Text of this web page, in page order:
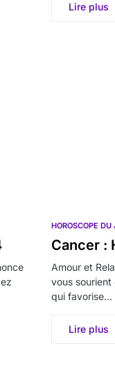
Lire plus
HOROSCOPE DU
Cancer :
Amour et
vous sourient
qui favorise…
Lire plus